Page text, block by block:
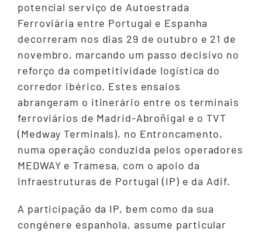
potencial serviço de Autoestrada
Ferroviária entre Portugal e Espanha
decorreram nos dias 29 de outubro e 21 de
novembro, marcando um passo decisivo no
reforço da competitividade logística do
corredor ibérico. Estes ensaios
abrangeram o itinerário entre os terminais
ferroviários de Madrid-Abroñigal e o TVT
(Medway Terminals), no Entroncamento,
numa operação conduzida pelos operadores
MEDWAY e Tramesa, com o apoio da
Infraestruturas de Portugal (IP) e da Adif.
A participação da IP, bem como da sua
congénere espanhola, assume particular